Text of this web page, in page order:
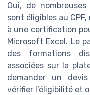
Oui, de
sont éligibles au
à une certification
Microsoft Excel. Le
des formations
associées sur la
demander un
vérifier l’éligibilité et